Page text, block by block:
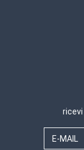
E-MAIL